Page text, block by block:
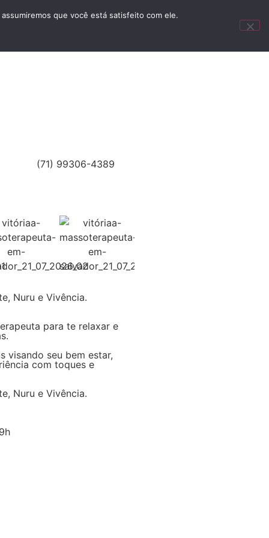
Anunciar
(71) 99306-4389
Nuru e Vivência.
para te relaxar e
visando seu bem estar,
com toques e
Nuru e Vivência.
que você está satisfeito com ele.